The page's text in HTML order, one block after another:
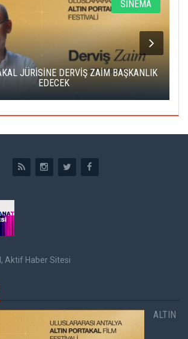
SİNEMA
JÜRİSİNE DERVİŞ ZAİM BAŞKANLIK
EDECEK
Aktif Haber Sitesi
ALTIN